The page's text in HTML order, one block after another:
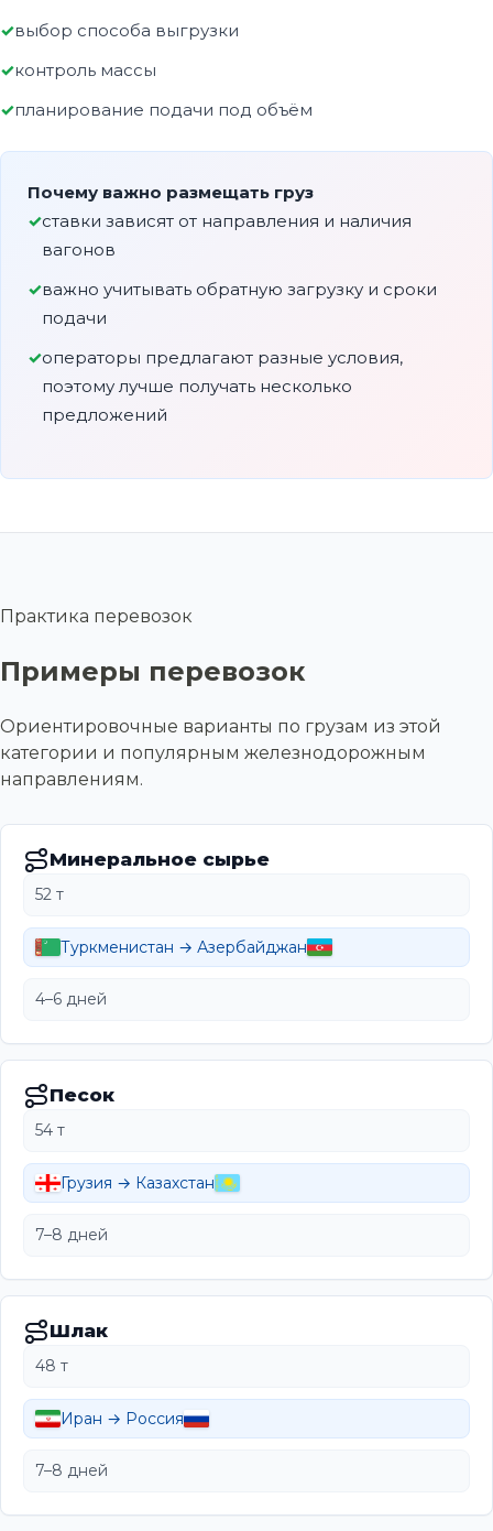
выбор способа выгрузки
контроль массы
планирование подачи под объём
Почему важно размещать груз
ставки зависят от направления и наличия
вагонов
важно учитывать обратную загрузку и сроки
подачи
операторы предлагают разные условия,
поэтому лучше получать несколько
предложений
Практика перевозок
Примеры перевозок
Ориентировочные варианты по грузам из этой
категории и популярным железнодорожным
направлениям.
Минеральное сырье
52 т
Туркменистан → Азербайджан
4–6 дней
Песок
54 т
Грузия → Казахстан
7–8 дней
Шлак
48 т
Иран → Россия
7–8 дней